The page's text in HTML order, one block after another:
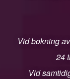
Vid bokning
24
Vid